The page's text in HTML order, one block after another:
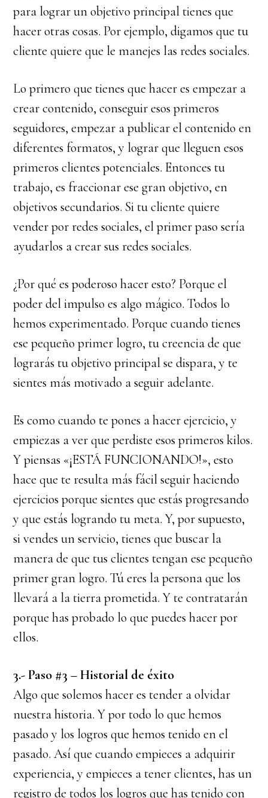
para lograr un objetivo principal tienes que
hacer otras cosas. Por ejemplo, digamos que tu
cliente quiere que le manejes las redes sociales.
Lo primero que tienes que hacer es empezar a
crear contenido, conseguir esos primeros
seguidores, empezar a publicar el contenido en
diferentes formatos, y lograr que lleguen esos
primeros clientes potenciales. Entonces tu
trabajo, es fraccionar ese gran objetivo, en
objetivos secundarios. Si tu cliente quiere
vender por redes sociales, el primer paso sería
ayudarlos a crear sus redes sociales.
¿Por qué es poderoso hacer esto? Porque el
poder del impulso es algo mágico. Todos lo
hemos experimentado. Porque cuando tienes
ese pequeño primer logro, tu creencia de que
lograrás tu objetivo principal se dispara, y te
sientes más motivado a seguir adelante.
Es como cuando te pones a hacer ejercicio, y
empiezas a ver que perdiste esos primeros kilos.
Y piensas «¡ESTÁ FUNCIONANDO!», esto
hace que te resulta más fácil seguir haciendo
ejercicios porque sientes que estás progresando
y que estás logrando tu meta. Y, por supuesto,
si vendes un servicio, tienes que buscar la
manera de que tus clientes tengan ese pequeño
primer gran logro. Tú eres la persona que los
llevará a la tierra prometida. Y te contratarán
porque has probado lo que puedes hacer por
ellos.
3.- Paso #3 – Historial de éxito
Algo que solemos hacer es tender a olvidar
nuestra historia. Y por todo lo que hemos
pasado y los logros que hemos tenido en el
pasado. Así que cuando empieces a adquirir
experiencia, y empieces a tener clientes, has un
registro de todos los logros que has tenido con